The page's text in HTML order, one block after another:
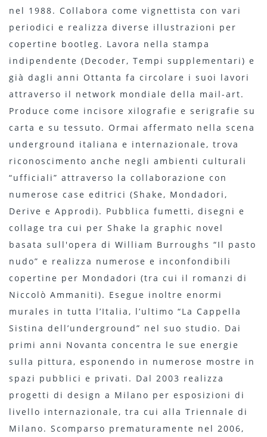
nel 1988. Collabora come vignettista con vari
periodici e realizza diverse illustrazioni per
copertine bootleg. Lavora nella stampa
indipendente (Decoder, Tempi supplementari) e
già dagli anni Ottanta fa circolare i suoi lavori
attraverso il network mondiale della mail-art.
Produce come incisore xilografie e serigrafie su
carta e su tessuto. Ormai affermato nella scena
underground italiana e internazionale, trova
riconoscimento anche negli ambienti culturali
“ufficiali” attraverso la collaborazione con
numerose case editrici (Shake, Mondadori,
Derive e Approdi). Pubblica fumetti, disegni e
collage tra cui per Shake la graphic novel
basata sull'opera di William Burroughs “Il pasto
nudo” e realizza numerose e inconfondibili
copertine per Mondadori (tra cui il romanzi di
Niccolò Ammaniti). Esegue inoltre enormi
murales in tutta l’Italia, l’ultimo “La Cappella
Sistina dell’underground” nel suo studio. Dai
primi anni Novanta concentra le sue energie
sulla pittura, esponendo in numerose mostre in
spazi pubblici e privati. Dal 2003 realizza
progetti di design a Milano per esposizioni di
livello internazionale, tra cui alla Triennale di
Milano. Scomparso prematuramente nel 2006,